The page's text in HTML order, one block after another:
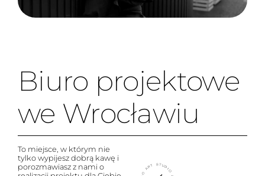
Biuro projektowe
we Wrocławiu
To miejsce, w którym nie
tylko wypijesz dobrą kawę i
porozmawiasz z nami o